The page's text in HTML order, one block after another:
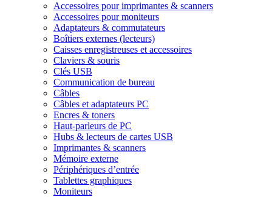
Accessoires pour imprimantes & scanners
Accessoires pour moniteurs
Adaptateurs & commutateurs
Boîtiers externes (lecteurs)
Caisses enregistreuses et accessoires
Claviers & souris
Clés USB
Communication de bureau
Câbles
Câbles et adaptateurs PC
Encres & toners
Haut-parleurs de PC
Hubs & lecteurs de cartes USB
Imprimantes & scanners
Mémoire externe
Périphériques d’entrée
Tablettes graphiques
Moniteurs